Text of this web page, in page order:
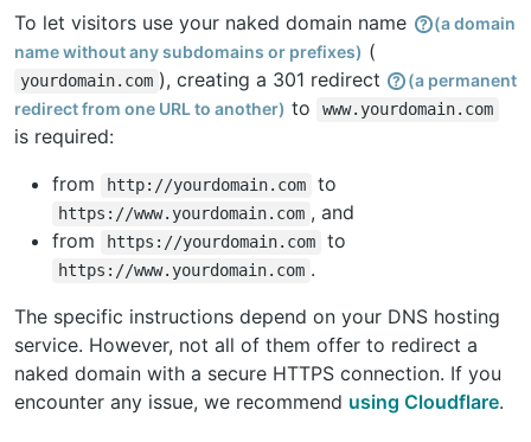
To let visitors use your naked domain name
(a domain
name without any subdomains or prefixes) (
yourdomain.com ), creating a 301 redirect
(a permanent
redirect from one URL to another) to www.yourdomain.com
is required:
from
http://yourdomain.com to
https://www.yourdomain.com , and
from
https://yourdomain.com to
https://www.yourdomain.com .
The specific instructions depend on your DNS hosting
service. However, not all of them offer to redirect a
naked domain with a secure HTTPS connection. If you
encounter any issue, we recommend using Cloudflare.